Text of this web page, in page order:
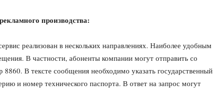
производства:
реализован в нескольких направлениях. Наиболее удобным
В частности, абоненты компании могут отправить со
8860. В тексте сообщения необходимо указать государственный
и номер технического паспорта. В ответ на запрос могут